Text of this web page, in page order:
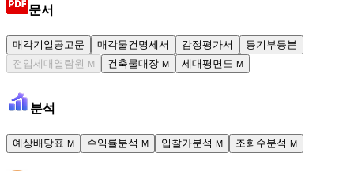
문서
매각기일공고문 매각물건명세서 감정평가서
등기부등본
전입세대열람원
M 건축물대장 M 세대평면도 M
분석
예상배당표 M 수익률분석 M 입찰가분석 M 조회수분석 M